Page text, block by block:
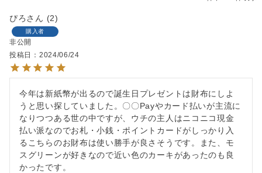
ぴろ 2
購入者
非公開
投稿日
2024/06/24
今年は新紙幣が出るので誕生日プレゼントは財布にしよ
うと思い探していました。〇〇Payやカード払いが主流に
なりつつある世の中ですが、ウチの主人はニコニコ現金
払い派なのでお札・小銭・ポイントカードがしっかり入
るこちらのお財布は使い勝手が良さそうです。また、モ
スグリーンが好きなので近い色のカーキがあったのも良
かったです。